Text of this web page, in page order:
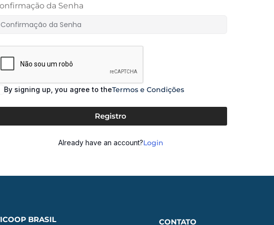
da Senha
By signing up, you agree to theTermos e Condições
Registro
Already have an account?Login
BRASIL
CONTATO